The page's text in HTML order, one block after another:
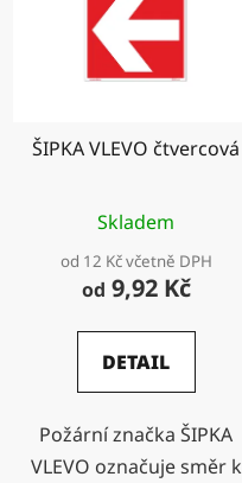
ŠIPKA VLEVO čtvercová
Skladem
od 12 Kč včetně DPH
od 9,92 Kč
DETAIL
Požární značka ŠIPKA
VLEVO označuje směr k